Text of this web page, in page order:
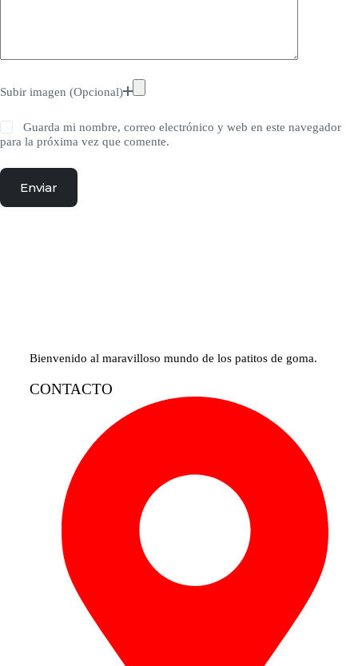
Subir imagen (Opcional)
Guarda mi nombre, correo electrónico y web en este navegador
para la próxima vez que comente.
Enviar
Bienvenido al maravilloso mundo de los patitos de goma.
CONTACTO